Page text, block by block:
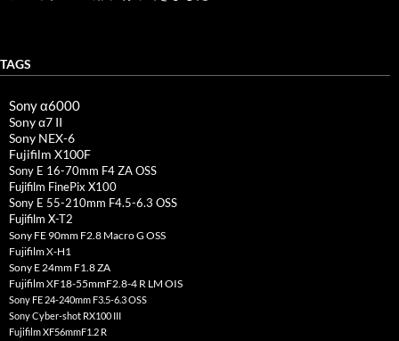
TAGS
Sony α6000
Sony α7 II
Sony NEX-6
Fujifilm X100F
Sony E 16-70mm F4 ZA OSS
Fujifilm FinePix X100
Sony E 55-210mm F4.5-6.3 OSS
Fujifilm X-T2
Sony FE 90mm F2.8 Macro G OSS
Fujifilm X-H1
Sony E 24mm F1.8 ZA
Fujifilm XF18-55mmF2.8-4 R LM OIS
Sony FE 24-240mm F3.5-6.3 OSS
Sony Cyber-shot RX100 III
Fujifilm XF56mmF1.2 R